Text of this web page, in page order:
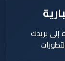
إلى بريدك